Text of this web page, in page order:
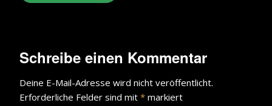
Schreibe einen Kommentar
Deine E-Mail-Adresse wird nicht veröffentlicht.
Erforderliche Felder sind mit * markiert